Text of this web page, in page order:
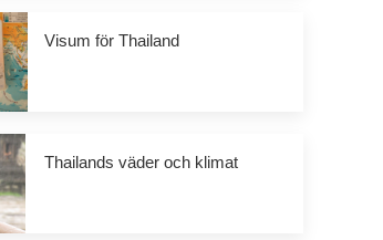
Visum för Thailand
Thailands väder och klimat